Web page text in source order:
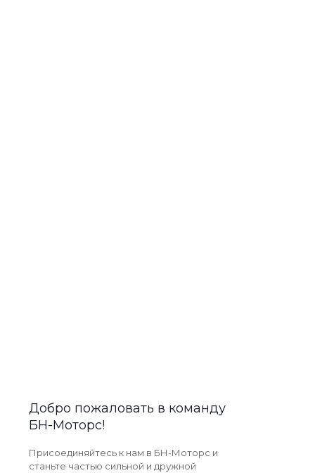
Добро пожаловать в команду
БН-Моторс!
Присоединяйтесь к нам в БН-Моторс и
станьте частью сильной и дружной